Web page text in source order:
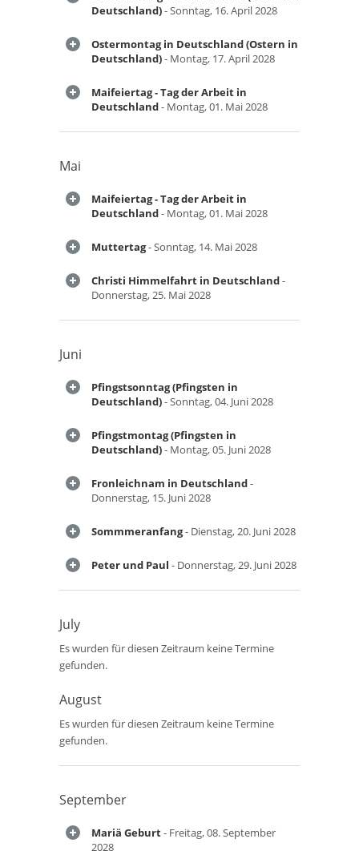
Deutschland)- Sonntag, 16. April 2028
Ostermontag in Deutschland (Ostern in
Deutschland)- Montag, 17. April 2028
Maifeiertag - Tag der Arbeit in
Deutschland- Montag, 01. Mai 2028
Mai
Maifeiertag - Tag der Arbeit in
Deutschland- Montag, 01. Mai 2028
Muttertag- Sonntag, 14. Mai 2028
Christi Himmelfahrt in Deutschland-
Donnerstag, 25. Mai 2028
Juni
Pfingstsonntag (Pfingsten in
Deutschland)- Sonntag, 04. Juni 2028
Pfingstmontag (Pfingsten in
Deutschland)- Montag, 05. Juni 2028
Fronleichnam in Deutschland-
Donnerstag, 15. Juni 2028
Sommmeranfang- Dienstag, 20. Juni 2028
Peter und Paul - Donnerstag, 29. Juni 2028
July
Es wurden für diesen Zeitraum keine Termine
gefunden.
August
Es wurden für diesen Zeitraum keine Termine
gefunden.
September
Mariä Geburt- Freitag, 08. September
2028